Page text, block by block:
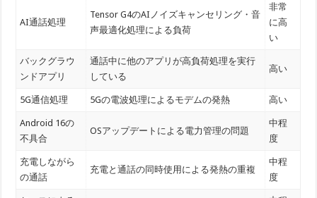
AI通話処理
Tensor G4のAIノイズキャンセリング・音
声最適化処理による負荷
非常
に高
い
バックグラウ
ンドアプリ
通話中に他のアプリが高負荷処理を実行
している
高い
5G通信処理 5Gの電波処理によるモデムの発熱 高い
Android 16の
不具合
OSアップデートによる電力管理の問題
中程
度
充電しながら
の通話
充電と通話の同時使用による発熱の重複
中程
度